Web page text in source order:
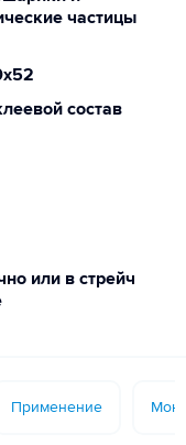
частицы
состав
или в стрейч
Применение